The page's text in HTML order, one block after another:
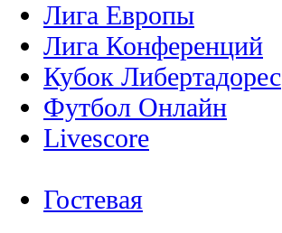
Лига Европы
Лига Конференций
Кубок Либертадорес
Футбол Онлайн
Livescore
Гостевая